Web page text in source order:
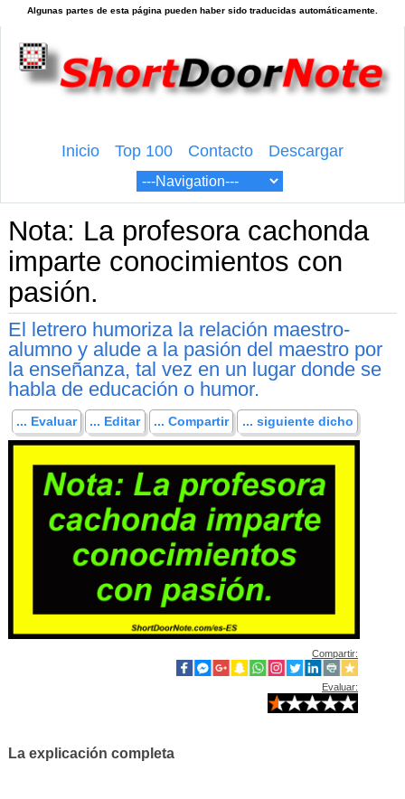
Inicio Top 100 Contacto Descargar
Nota: La profesora cachonda
imparte conocimientos con
pasión.
El letrero humoriza la relación maestro-
alumno y alude a la pasión del maestro por
la enseñanza, tal vez en un lugar donde se
habla de educación o humor.
... Evaluar ... Editar ... Compartir ... siguiente dicho
Compartir:
Evaluar:
La explicación completa